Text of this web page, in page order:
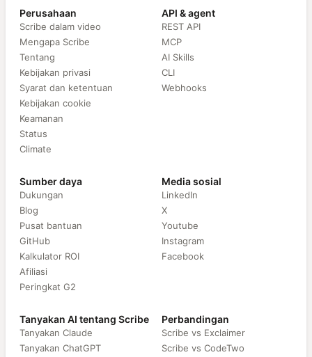
Perusahaan
Scribe dalam video
Mengapa Scribe
Tentang
Kebijakan privasi
Syarat dan ketentuan
Kebijakan cookie
Keamanan
Status
Climate
API & agent
REST API
MCP
AI Skills
CLI
Webhooks
Sumber daya
Dukungan
Blog
Pusat bantuan
GitHub
Kalkulator ROI
Afiliasi
Peringkat G2
Media sosial
LinkedIn
X
Youtube
Instagram
Facebook
Tanyakan AI tentang Scribe
Tanyakan Claude
Tanyakan ChatGPT
Perbandingan
Scribe vs Exclaimer
Scribe vs CodeTwo